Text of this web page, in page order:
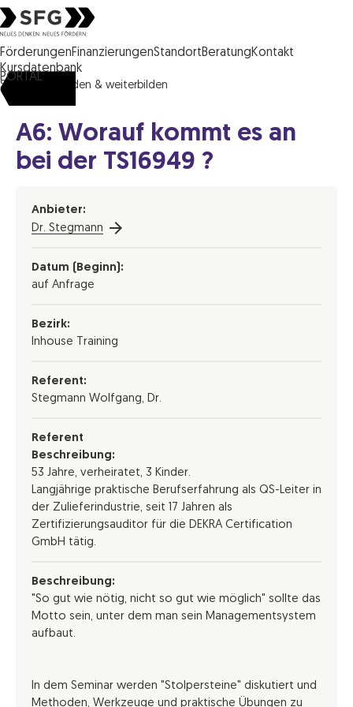
Steirische Wirtschaftsförderungsgesellschaft mbH SFG Logo
FörderungenFinanzierungenStandortBeratungKontakt
PORTAL
Kursdatenbank
SFG ausbilden & weiterbilden
A6: Worauf kommt es an
bei der TS16949 ?
Anbieter:
Dr. Stegmann
Datum (Beginn):
auf Anfrage
Bezirk:
Inhouse Training
Referent:
Stegmann Wolfgang, Dr.
Referent
Beschreibung:
53 Jahre, verheiratet, 3 Kinder.
Langjährige praktische Berufserfahrung als QS-Leiter in
der Zulieferindustrie, seit 17 Jahren als
Zertifizierungsauditor für die DEKRA Certification
GmbH tätig.
Beschreibung:
"So gut wie nötig, nicht so gut wie möglich" sollte das
Motto sein, unter dem man sein Managementsystem
aufbaut.
In dem Seminar werden "Stolpersteine" diskutiert und
Methoden, Werkzeuge und praktische Übungen zu